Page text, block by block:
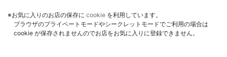
※お気に入りのお店の保存に cookie を利用しています。
ブラウザのプライベートモードやシークレットモードでご利用の場合は
cookie が保存されませんのでお店をお気に入りに登録できません。